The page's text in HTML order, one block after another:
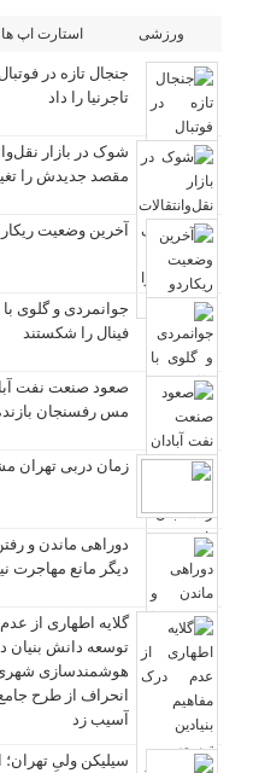
ورزشی استارت اپ ها
جنجال تازه در
تاجرنیا را داد
شوک در بازار
مقصد جدیدش را
آخرین وضعیت
جوانمردی و گلوی
فینال را شکستند
صعود صنعت نفت
مس رفسنجان
زمان دربی
دوراهی ماندن و
دیگر مانع مهاجرت
گلایه اطهاری از
توسعه دانش بنیان
هوشمندسازی
آسیب زد